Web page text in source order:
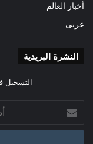
أخبار العالم
عربى
النشرة البريدية
التسجيل
بريدك
الإلكتروني